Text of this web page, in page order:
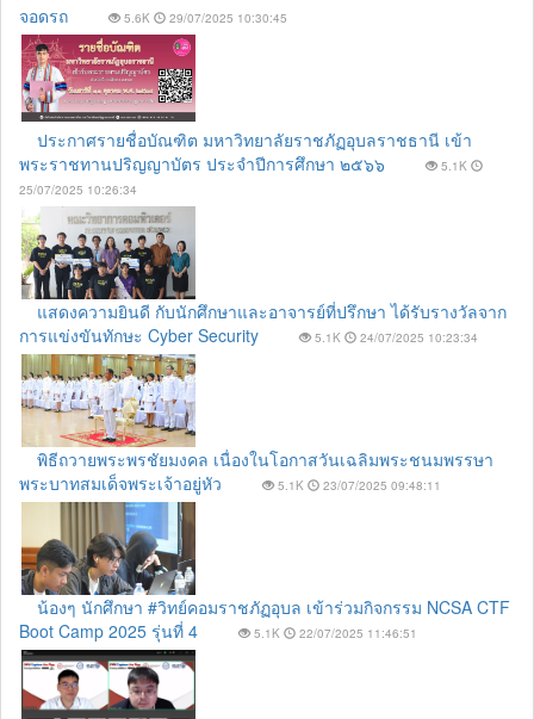
จอดรถ
5.6K 29/07/2025 10:30:45
ประกาศรายชื่อบัณฑิต มหาวิทยาลัยราชภัฏอุบลราชธานี เข้า
พระราชทานปริญญาบัตร ประจำปีการศึกษา ๒๕๖๖
5.1K
25/07/2025 10:26:34
แสดงความยินดี กับนักศึกษาและอาจารย์ที่ปรึกษา ได้รับรางวัลจาก
การแข่งขันทักษะ Cyber Security
5.1K 24/07/2025 10:23:34
พิธีถวายพระพรชัยมงคล เนื่องในโอกาสวันเฉลิมพระชนมพรรษา
พระบาทสมเด็จพระเจ้าอยู่หัว
5.1K 23/07/2025 09:48:11
น้องๆ นักศึกษา #วิทย์คอมราชภัฏอุบล เข้าร่วมกิจกรรม NCSA CTF
Boot Camp 2025 รุ่นที่ 4
5.1K 22/07/2025 11:46:51